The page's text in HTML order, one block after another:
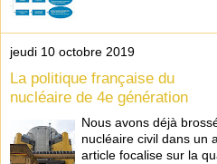
jeudi 10 octobre 2019
La politique française du
nucléaire de 4e génération
Nous avons déjà
nucléaire civil dans un
article focalise sur la